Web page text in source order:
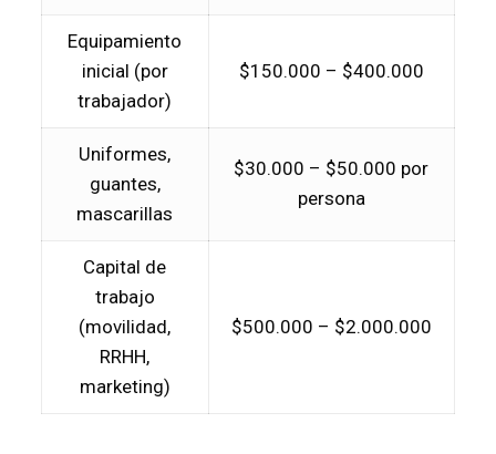
Equipamiento
inicial (por
trabajador)
$150.000 – $400.000
Uniformes,
guantes,
mascarillas
$30.000 – $50.000 por
persona
Capital de
trabajo
(movilidad,
RRHH,
marketing)
$500.000 – $2.000.000